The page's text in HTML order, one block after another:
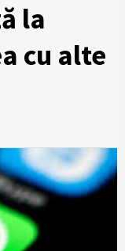
la
cu alte